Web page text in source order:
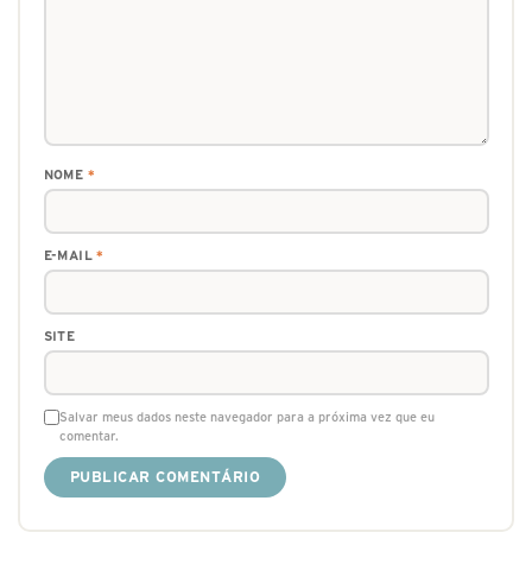
NOME *
E-MAIL*
SITE
Salvar meus dados neste navegador para a próxima vez que eu
comentar.